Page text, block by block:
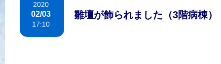
雛壇が飾られました（3階病棟）
2020
02/03
17:10